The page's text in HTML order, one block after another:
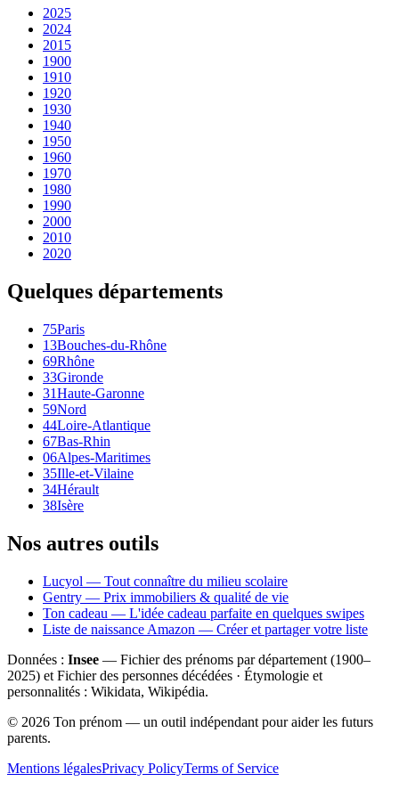
2025
2024
2015
1900
1910
1920
1930
1940
1950
1960
1970
1980
1990
2000
2010
2020
Quelques départements
75Paris
13Bouches-du-Rhône
69Rhône
33Gironde
31Haute-Garonne
59Nord
44Loire-Atlantique
67Bas-Rhin
06Alpes-Maritimes
35Ille-et-Vilaine
34Hérault
38Isère
Nos autres outils
Lucyol — Tout connaître du milieu scolaire
Gentry — Prix immobiliers & qualité de vie
Ton cadeau — L'idée cadeau parfaite en quelques swipes
Liste de naissance Amazon — Créer et partager votre liste
Données : Insee — Fichier des prénoms par département (1900–
2025) et Fichier des personnes décédées · Étymologie et
personnalités : Wikidata, Wikipédia.
© 2026 Ton prénom — un outil indépendant pour aider les futurs
parents.
Mentions légalesPrivacy PolicyTerms of Service